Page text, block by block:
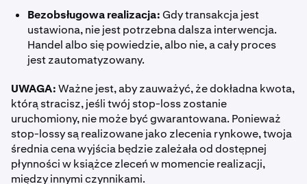
Bezobsługowa realizacja:Gdy transakcja jest
ustawiona, nie jest potrzebna dalsza interwencja.
Handel albo się powiedzie, albo nie, a cały proces
jest zautomatyzowany.
UWAGA:Ważne jest, aby zauważyć, że dokładna kwota,
którą stracisz, jeśli twój stop-loss zostanie
uruchomiony, nie może być gwarantowana. Ponieważ
stop-lossy są realizowane jako zlecenia rynkowe, twoja
średnia cena wyjścia będzie zależała od dostępnej
płynności w książce zleceń w momencie realizacji,
między innymi czynnikami.